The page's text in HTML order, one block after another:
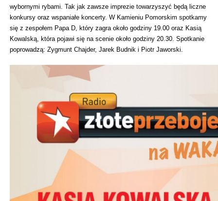
wybornymi rybami. Tak jak zawsze imprezie towarzyszyć będą liczne
konkursy oraz wspaniałe koncerty. W Kamieniu Pomorskim spotkamy
się z zespołem Papa D, który zagra około godziny 19.00 oraz Kasią
Kowalską, która pojawi się na scenie około godziny 20.30. Spotkanie
poprowadzą: Zygmunt Chajder, Jarek Budnik i Piotr Jaworski.